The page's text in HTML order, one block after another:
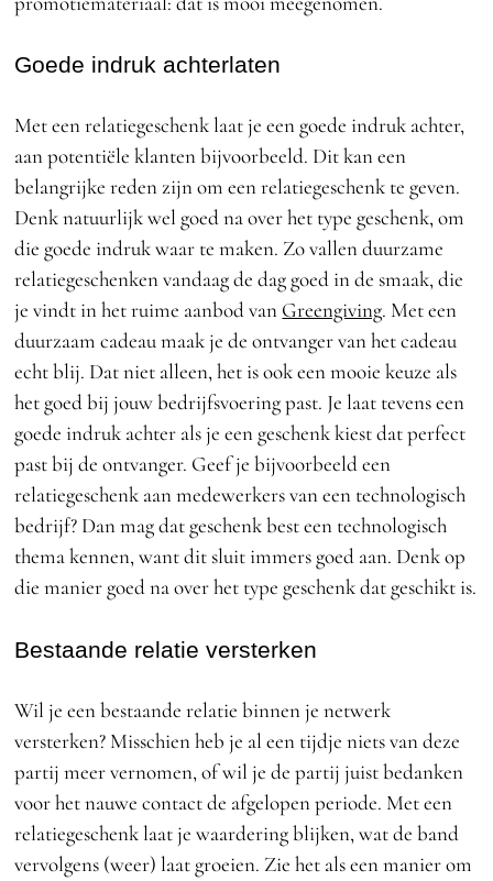
Goede indruk achterlaten
Met een relatiegeschenk laat je een goede indruk achter,
aan potentiële klanten bijvoorbeeld. Dit kan een
belangrijke reden zijn om een relatiegeschenk te geven.
Denk natuurlijk wel goed na over het type geschenk, om
die goede indruk waar te maken. Zo vallen duurzame
relatiegeschenken vandaag de dag goed in de smaak, die
je vindt in het ruime aanbod van Greengiving. Met een
duurzaam cadeau maak je de ontvanger van het cadeau
echt blij. Dat niet alleen, het is ook een mooie keuze als
het goed bij jouw bedrijfsvoering past. Je laat tevens een
goede indruk achter als je een geschenk kiest dat perfect
past bij de ontvanger. Geef je bijvoorbeeld een
relatiegeschenk aan medewerkers van een technologisch
bedrijf? Dan mag dat geschenk best een technologisch
thema kennen, want dit sluit immers goed aan. Denk op
die manier goed na over het type geschenk dat geschikt is.
Bestaande relatie versterken
Wil je een bestaande relatie binnen je netwerk
versterken? Misschien heb je al een tijdje niets van deze
partij meer vernomen, of wil je de partij juist bedanken
voor het nauwe contact de afgelopen periode. Met een
relatiegeschenk laat je waardering blijken, wat de band
vervolgens (weer) laat groeien. Zie het als een manier om